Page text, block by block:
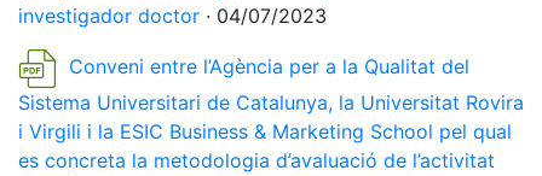
investigador doctor · 04/07/2023
Conveni entre l’Agència per a la Qualitat del
Sistema Universitari de Catalunya, la Universitat Rovira
i Virgili i la ESIC Business & Marketing School pel qual
es concreta la metodologia d’avaluació de l’activitat